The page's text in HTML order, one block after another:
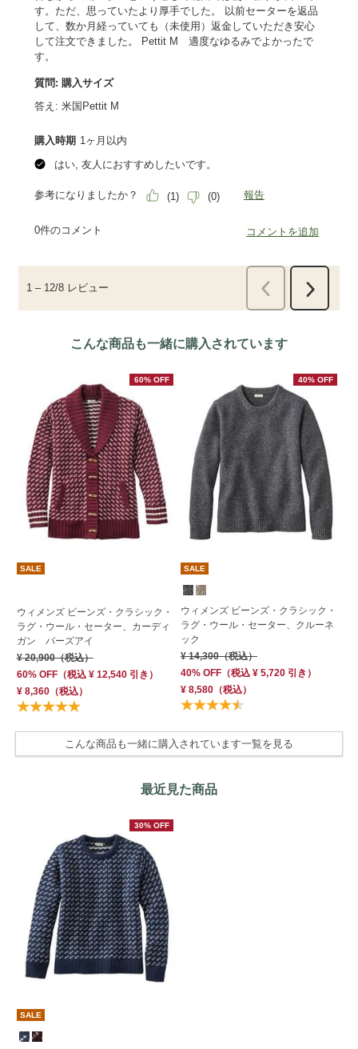
こんな商品も一緒に購入されています
60% OFF
SALE
ウィメンズ ビーンズ・クラシック・
ラグ・ウール・セーター、カーディ
ガン バーズアイ
¥ 20,900（税込）
60% OFF（税込 ¥ 12,540引き）
¥ 8,360（税込）
40% OFF
SALE
ウィメンズ ビーンズ・クラシック・
ラグ・ウール・セーター、クルーネ
ック
¥ 14,300（税込）
40% OFF （税込 ¥ 5,720 引き）
¥ 8,580 （税込）
こんな商品も一緒に購入されています一覧を見る
最近見た商品
30% OFF
SALE